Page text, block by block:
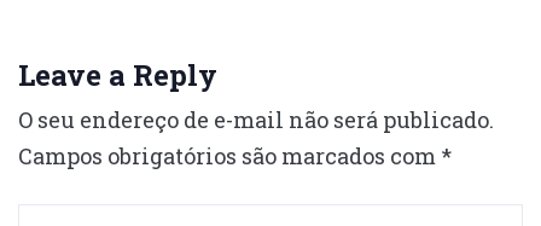
Leave a Reply
O seu endereço de e-mail não será publicado.
Campos obrigatórios são marcados com *